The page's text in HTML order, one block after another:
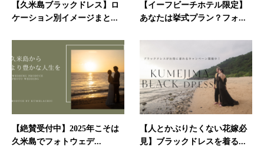
【久米島ブラックドレス】ロ
ケーション別イメージまと...
【イーフビーチホテル限定】
あなたは挙式プラン？フォ...
【絶賛受付中】2025年こそは
久米島でフォトウェデ...
【人とかぶりたくない花嫁必
見】ブラックドレスを着る...